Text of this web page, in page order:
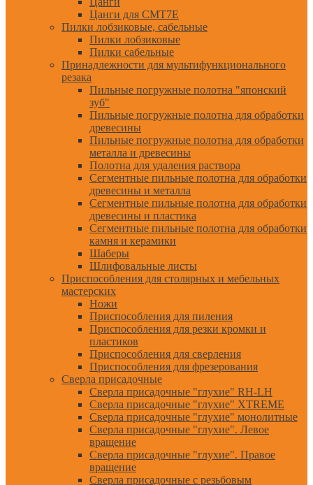
Цанги для CMT7E
Пилки лобзиковые, сабельные
Пилки лобзиковые
Пилки сабельные
Принадлежности для мультифункционального
резака
Пильные погружные полотна "японский
зуб"
Пильные погружные полотна для обработки
древесины
Пильные погружные полотна для обработки
металла и древесины
Полотна для удаления раствора
Сегментные пильные полотна для обработки
древесины и металла
Сегментные пильные полотна для обработки
древесины и пластика
Сегментные пильные полотна для обработки
камня и керамики
Шаберы
Шлифовальные листы
Приспособления для столярных и мебельных
мастерских
Ножи
Приспособления для пиления
Приспособления для резки кромки и
пластиков
Приспособления для сверления
Приспособления для фрезерования
Сверла присадочные
Сверла присадочные "глухие" RH-LH
Сверла присадочные "глухие" XTREME
Сверла присадочные "глухие" монолитные
Сверла присадочные "глухие". Левое
вращение
Сверла присадочные "глухие". Правое
вращение
Сверла присадочные с резьбовым